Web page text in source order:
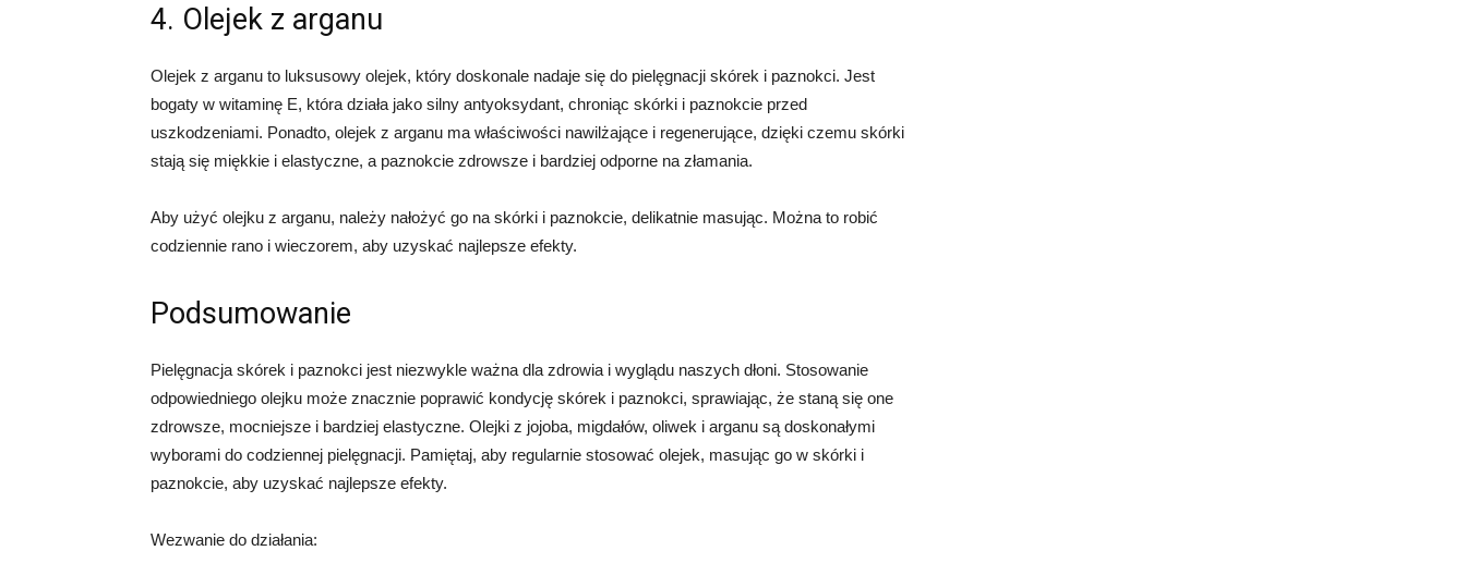
4. Olejek z arganu
Olejek z arganu to luksusowy olejek, który doskonale nadaje się do pielęgnacji skórek i paznokci. Jest
bogaty w witaminę E, która działa jako silny antyoksydant, chroniąc skórki i paznokcie przed
uszkodzeniami. Ponadto, olejek z arganu ma właściwości nawilżające i regenerujące, dzięki czemu skórki
stają się miękkie i elastyczne, a paznokcie zdrowsze i bardziej odporne na złamania.
Aby użyć olejku z arganu, należy nałożyć go na skórki i paznokcie, delikatnie masując. Można to robić
codziennie rano i wieczorem, aby uzyskać najlepsze efekty.
Podsumowanie
Pielęgnacja skórek i paznokci jest niezwykle ważna dla zdrowia i wyglądu naszych dłoni. Stosowanie
odpowiedniego olejku może znacznie poprawić kondycję skórek i paznokci, sprawiając, że staną się one
zdrowsze, mocniejsze i bardziej elastyczne. Olejki z jojoba, migdałów, oliwek i arganu są doskonałymi
wyborami do codziennej pielęgnacji. Pamiętaj, aby regularnie stosować olejek, masując go w skórki i
paznokcie, aby uzyskać najlepsze efekty.
Wezwanie do działania: